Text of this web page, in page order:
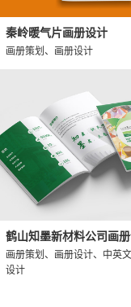
秦岭暖气片画册设计
画册策划、画册设计
鹤山知墨新材料公司画
画册策划、画册设计、中英
设计